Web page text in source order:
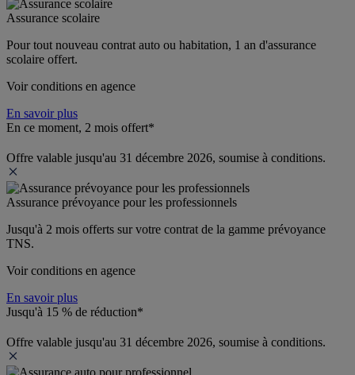
Assurance scolaire
Pour tout nouveau contrat auto ou habitation, 1 an d'assurance
scolaire offert.
Voir conditions en agence
En savoir plus
En ce moment, 2 mois offert*
Offre valable jusqu'au 31 décembre 2026, soumise à conditions.
Assurance prévoyance pour les professionnels
Jusqu'à 2 mois offerts sur votre contrat de la gamme prévoyance
TNS.
Voir conditions en agence
En savoir plus
Jusqu'à 15 % de réduction*
Offre valable jusqu'au 31 décembre 2026, soumise à conditions.